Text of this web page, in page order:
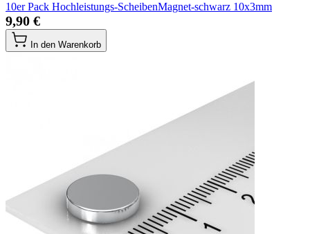
10er Pack Hochleistungs-ScheibenMagnet-schwarz 10x3mm
9,90 €
In den Warenkorb